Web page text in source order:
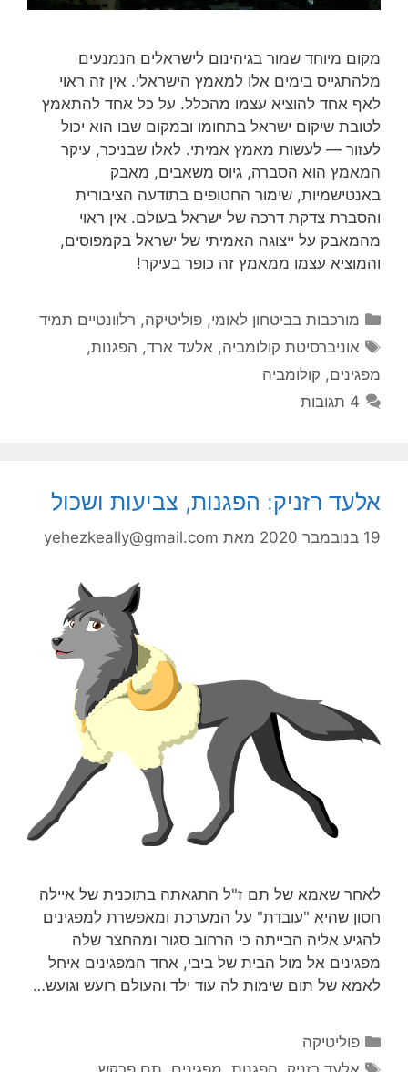
מקום מיוחד שמור בגיהינום לישראלים הנמנעים
מלהתגייס בימים אלו למאמץ הישראלי. אין זה ראוי
לאף אחד להוציא עצמו מהכלל. על כל אחד להתאמץ
לטובת שיקום ישראל בתחומו ובמקום שבו הוא יכול
לעזור — לעשות מאמץ אמיתי. לאלו שבניכר, עיקר
המאמץ הוא הסברה, גיוס משאבים, מאבק
באנטישמיות, שימור החטופים בתודעה הציבורית
והסברת צדקת דרכה של ישראל בעולם. אין ראוי
מהמאבק על ייצוגה האמיתי של ישראל בקמפוסים,
והמוציא עצמו ממאמץ זה כופר בעיקר!
קטגוריות
מורכבות בביטחון לאומי,פוליטיקה, רלוונטיים תמיד
תגיות
אוניברסיטת קולומביה, אלעד ארד, הפגנות,
מפגינים, קולומביה
4 תגובות
אלעד רזניק: הפגנות, צביעות ושכול
19 בנובמבר 2020 מאת yehezkeally@gmail.com
לאחר שאמא של תם ז"ל התגאתה בתוכנית של איילה
חסון שהיא "עובדת" על המערכת ומאפשרת למפגינים
להגיע אליה הבייתה כי הרחוב סגור ומהחצר שלה
מפגינים אל מול הבית של ביבי, אחד המפגינים איחל
לאמא של תום שימות לה עוד ילד והעולם רועש וגועש…
קטגוריות
פוליטיקה
תגיות